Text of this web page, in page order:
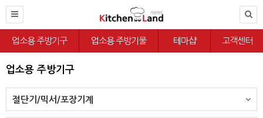
업소용 주방기구 업소용 주방기물 테마샵 고객센터
업소용 주방기구
절단기/믹서/포장기계